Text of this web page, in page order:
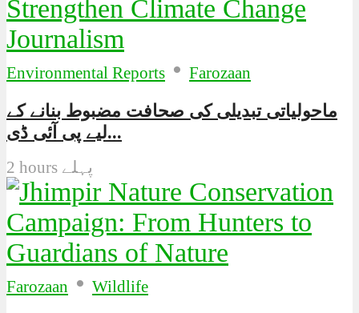
Environmental Reports • Farozaan
ماحولیاتی تبدیلی کی صحافت مضبوط بنانے کے
لیے پی آئی ڈی...
2 hours پہلے
Farozaan • Wildlife